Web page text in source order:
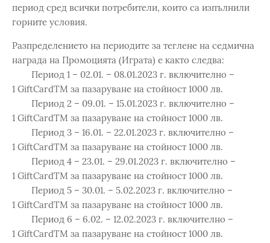
период сред всички потребители, които са изпълнили
горните условия.
Разпределението на периодите за теглене на седмична
награда на Промоцията (Играта) е както следва:
Период 1 – 02.01. – 08.01.2023 г. включително –
1 GiftCardTM за пазаруване на стойност 1000 лв.
Период 2 – 09.01. – 15.01.2023 г. включително –
1 GiftCardTM за пазаруване на стойност 1000 лв.
Период 3 – 16.01. – 22.01.2023 г. включително –
1 GiftCardTM за пазаруване на стойност 1000 лв.
Период 4 – 23.01. – 29.01.2023 г. включително –
1 GiftCardTM за пазаруване на стойност 1000 лв.
Период 5 – 30.01. – 5.02.2023 г. включително –
1 GiftCardTM за пазаруване на стойност 1000 лв.
Период 6 – 6.02. – 12.02.2023 г. включително –
1 GiftCardTM за пазаруване на стойност 1000 лв.